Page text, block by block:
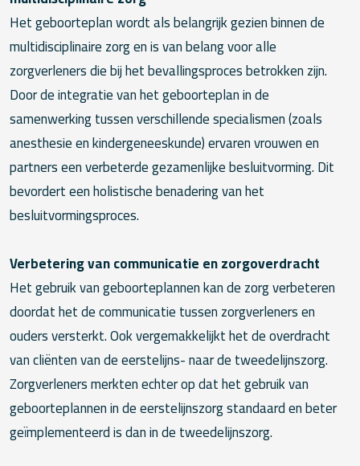
Het geboorteplan wordt als belangrijk gezien binnen de
multidisciplinaire zorg en is van belang voor alle
zorgverleners die bij het bevallingsproces betrokken zijn.
Door de integratie van het geboorteplan in de
samenwerking tussen verschillende specialismen (zoals
anesthesie en kindergeneeskunde) ervaren vrouwen en
partners een verbeterde gezamenlijke besluitvorming. Dit
bevordert een holistische benadering van het
besluitvormingsproces.
Verbetering van communicatie en zorgoverdracht
Het gebruik van geboorteplannen kan de zorg verbeteren
doordat het de communicatie tussen zorgverleners en
ouders versterkt. Ook vergemakkelijkt het de overdracht
van cliënten van de eerstelijns- naar de tweedelijnszorg.
Zorgverleners merkten echter op dat het gebruik van
geboorteplannen in de eerstelijnszorg standaard en beter
geïmplementeerd is dan in de tweedelijnszorg.